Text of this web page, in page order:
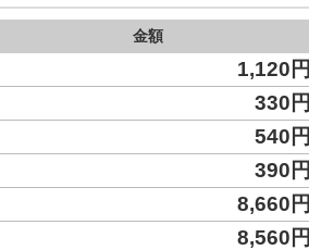
金額
1,120円
330円
540円
390円
8,660円
8,560円